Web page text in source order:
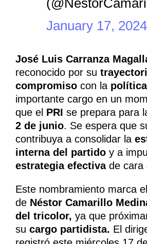
January 17, 2024
José Luis Carranza
reconocido por su
compromiso con la política
importante cargo en un
que el PRI se prepara para
2 de junio. Se espera que
contribuya a consolidar la
interna del partido y a
estrategia efectivade cara
Este nombramiento marca el
de Néstor Camarillo
del tricolor, ya que
su cargo partidista. El